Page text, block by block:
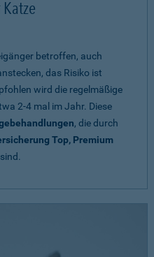
betroffen, auch
das Risiko ist
wird die regelmäßige
2-4 mal im Jahr. Diese
, die durch
Top, Premium
sind.